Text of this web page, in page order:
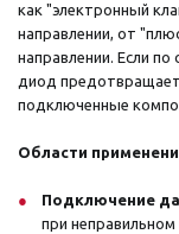
как "электронный
направлении, от
направлении. Если
диод
подключенные
Области
Подключение
при